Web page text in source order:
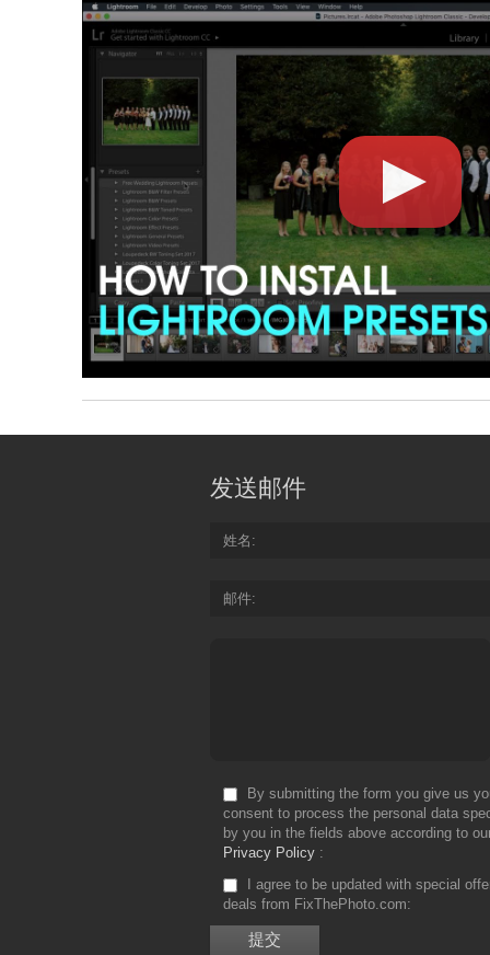
发送邮件
姓名
邮件
By submitting the form you give us
consent to process the personal data
by you in the fields above according to
Privacy Policy
I agree to be updated with special
deals from FixThePhoto.com